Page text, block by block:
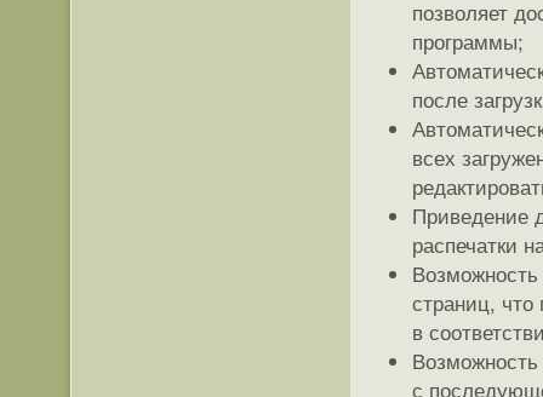
позволяет
программы;
после
всех
Приведение
распечатки
страниц,
в
Возможность
с